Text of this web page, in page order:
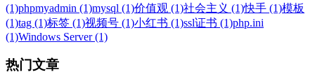
(1)phpmyadmin (1)mysql (1)价值观 (1)社会主义 (1)快手 (1)模板
(1)tag (1)标签 (1)视频号 (1)小红书 (1)ssl证书 (1)php.ini
(1)Windows Server (1)
热门文章